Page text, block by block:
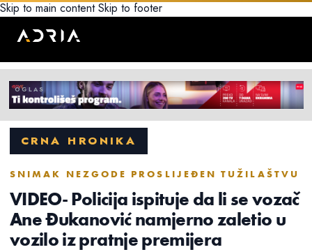
Skip to main content Skip to footer
CRNA HRONIKA
SNIMAK NEZGODE PROSLIJEĐEN TUŽILAŠTVU
VIDEO- Policija ispituje da li se vozač
Ane Đukanović namjerno zaletio u
vozilo iz pratnje premijera